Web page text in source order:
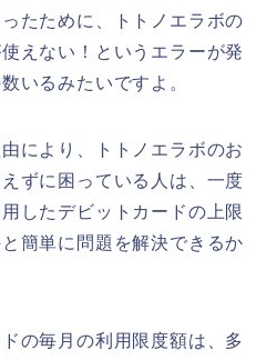
たために、トトノエラボの
えない！というエラーが発
いるみたいですよ。
により、トトノエラボのお
ずに困っている人は、一度
したデビットカードの上限
簡単に問題を解決できるか
の毎月の利用限度額は、多